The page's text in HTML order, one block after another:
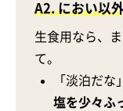
A2. におい以
生食用なら、
て。
「淡泊だ
塩を少々ふ